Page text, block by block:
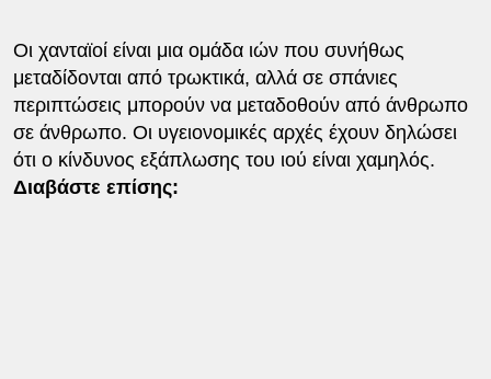
Οι χανταϊοί είναι μια ομάδα ιών που συνήθως
μεταδίδονται από τρωκτικά, αλλά σε σπάνιες
περιπτώσεις μπορούν να μεταδοθούν από άνθρωπο
σε άνθρωπο. Οι υγειονομικές αρχές έχουν δηλώσει
ότι ο κίνδυνος εξάπλωσης του ιού είναι χαμηλός.
Διαβάστε επίσης: